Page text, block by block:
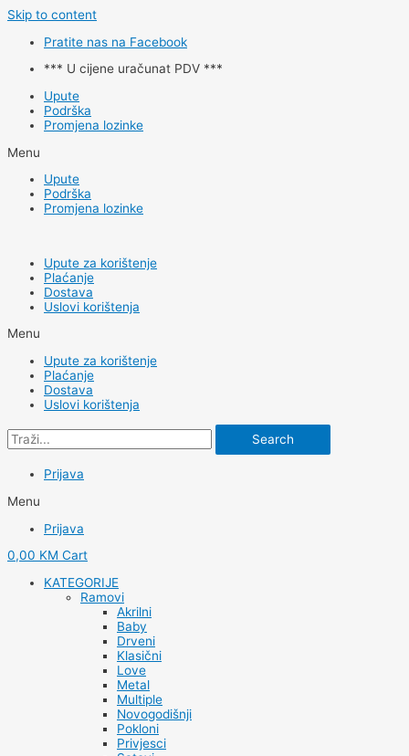
Skip to content
Pratite nas na Facebook
*** U cijene uračunat PDV ***
Upute
Podrška
Promjena lozinke
Menu
Upute
Podrška
Promjena lozinke
Upute za korištenje
Plaćanje
Dostava
Uslovi korištenja
Menu
Upute za korištenje
Plaćanje
Dostava
Uslovi korištenja
Search
Prijava
Menu
Prijava
0,00 KM Cart
KATEGORIJE
Ramovi
Akrilni
Baby
Drveni
Klasični
Love
Metal
Multiple
Novogodišnji
Pokloni
Privjesci